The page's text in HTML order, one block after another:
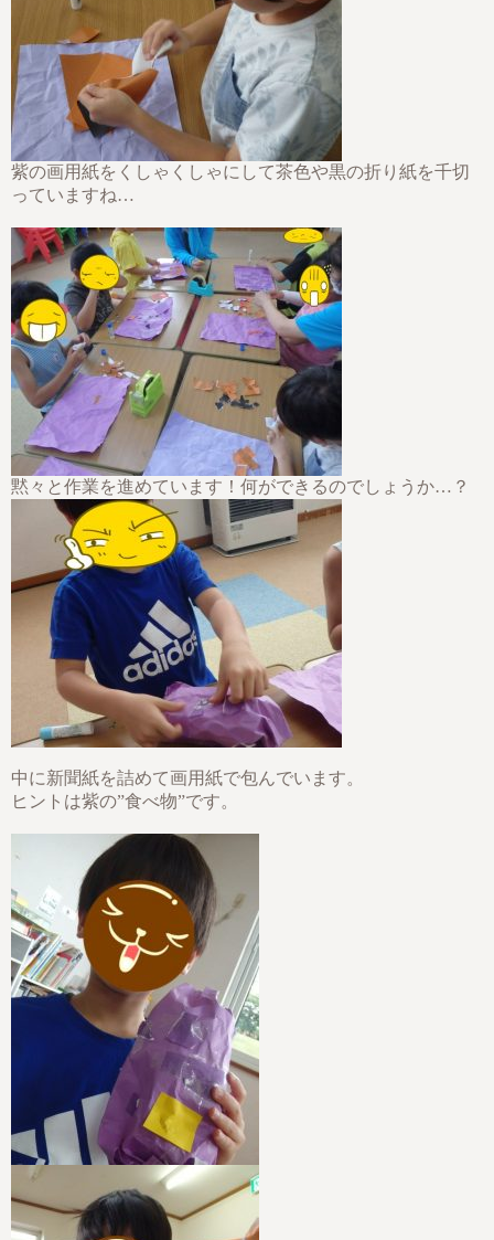
紫の画用紙をくしゃくしゃにして茶色や黒の折り紙を千切
っていますね…
黙々と作業を進めています！何ができるのでしょうか…？
中に新聞紙を詰めて画用紙で包んでいます。
ヒントは紫の”食べ物”です。